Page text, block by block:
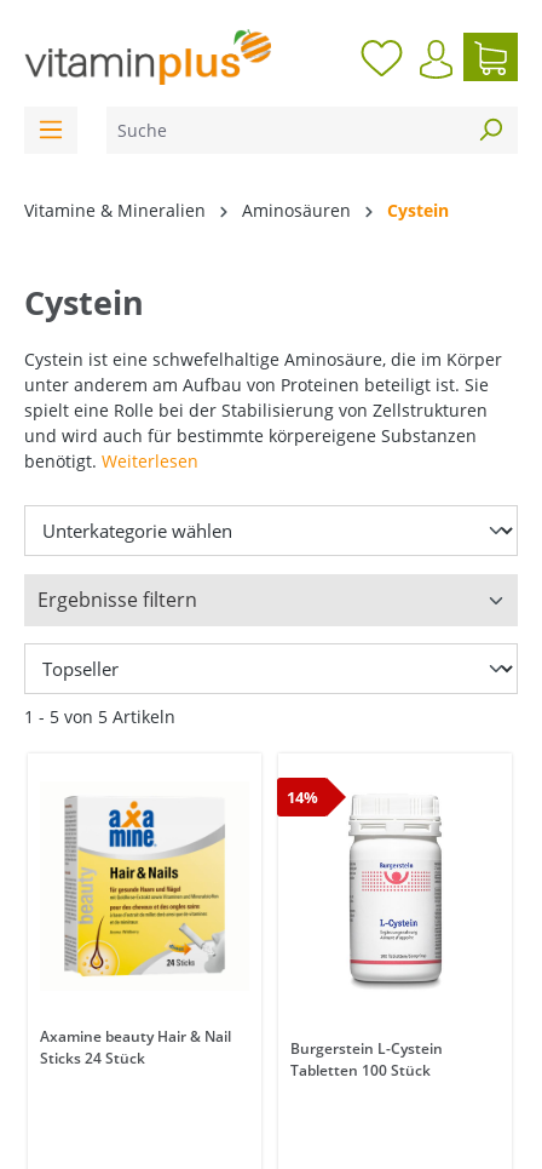
Vitamine & Mineralien Aminosäuren Cystein
Cystein
Cystein ist eine schwefelhaltige Aminosäure, die im Körper
unter anderem am Aufbau von Proteinen beteiligt ist. Sie
spielt eine Rolle bei der Stabilisierung von Zellstrukturen
und wird auch für bestimmte körpereigene Substanzen
benötigt. Weiterlesen
Ergebnisse filtern
1 - 5 von 5 Artikeln
Axamine beauty Hair & Nail
Sticks 24 Stück
14%
Burgerstein L-Cystein
Tabletten 100 Stück